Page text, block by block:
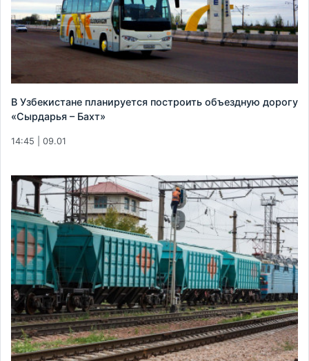
В Узбекистане планируется построить объездную дорогу
«Сырдарья – Бахт»
14:45 | 09.01